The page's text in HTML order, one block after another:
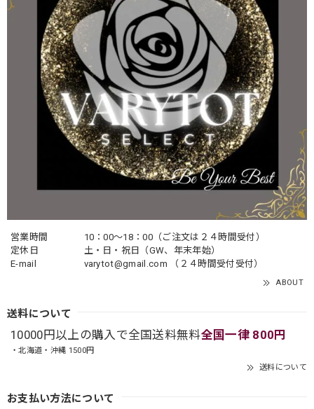
営業時間
10：00〜18：00（ご注文は２４時間受付）
定休日
土・日・祝日（GW、年末年始）
E-mail
varytot@gmail.com （２４時間受付受付）
ABOUT
送料について
10000円以上の購入で全国送料無料全国一律 800円
・北海道・沖縄 1500円
送料について
お支払い方法について